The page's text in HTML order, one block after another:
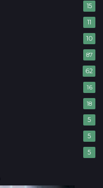
15
11
10
87
62
16
18
5
5
5